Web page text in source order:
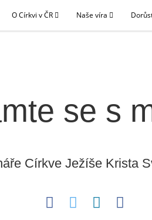
O Církvi v ČR Naše víra
se s
Církve Ježíše Krista